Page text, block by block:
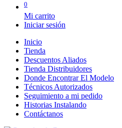
0
Mi carrito
Iniciar sesión
Inicio
Tienda
Descuentos Aliados
Tienda Distribuidores
Donde Encontrar El Modelo
Técnicos Autorizados
Seguimiento a mi pedido
Historias Instalando
Contáctanos